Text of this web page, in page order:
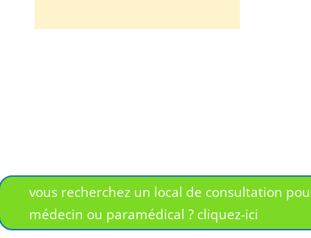
vous recherchez un local de consultation
médecin ou paramédical ? cliquez-ici